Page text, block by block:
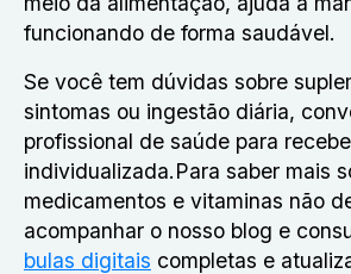
funcionando de forma saudável.
Se você tem dúvidas sobre
sintomas ou ingestão diária,
profissional de saúde para
individualizada.Para saber mais
medicamentos e vitaminas não
acompanhar o nosso blog e
bulas digitais completas e